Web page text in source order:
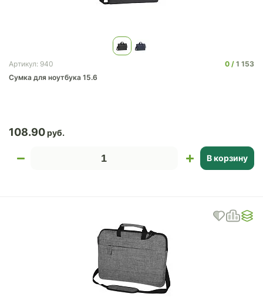
Артикул: 940 0
1 153
Сумка для ноутбука 15.6
108.90
В корзину